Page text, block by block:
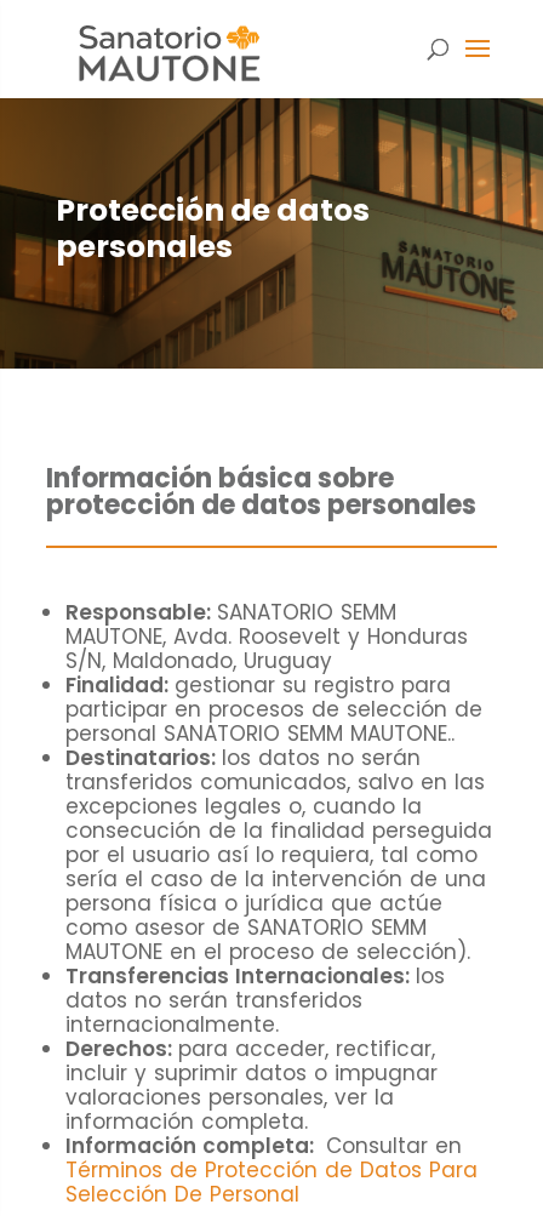
Protección de datos
personales
Información básica sobre
protección de datos personales
Responsable: SANATORIO SEMM
MAUTONE, Avda. Roosevelt y Honduras
S/N, Maldonado, Uruguay
Finalidad: gestionar su registro para
participar en procesos de selección de
personal SANATORIO SEMM MAUTONE..
Destinatarios: los datos no serán
transferidos comunicados, salvo en las
excepciones legales o, cuando la
consecución de la finalidad perseguida
por el usuario así lo requiera, tal como
sería el caso de la intervención de una
persona física o jurídica que actúe
como asesor de SANATORIO SEMM
MAUTONE en el proceso de selección).
Transferencias Internacionales: los
datos no serán transferidos
internacionalmente.
Derechos: para acceder, rectificar,
incluir y suprimir datos o impugnar
valoraciones personales, ver la
información completa.
Información completa: Consultar en
Términos de Protección de Datos Para
Selección De Personal
Necesarias
Estas
cookies no
opcionales.
Son
necesarias
para que
funcione la
web.
Estadísticas
Para que
podamos
mejorar la
funcionalidad
y estructura
base a
cómo se usa